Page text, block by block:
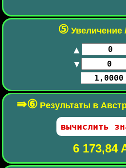
⑤ Увеличение
▲
▼
⇛⑥Результаты в
6 173,84